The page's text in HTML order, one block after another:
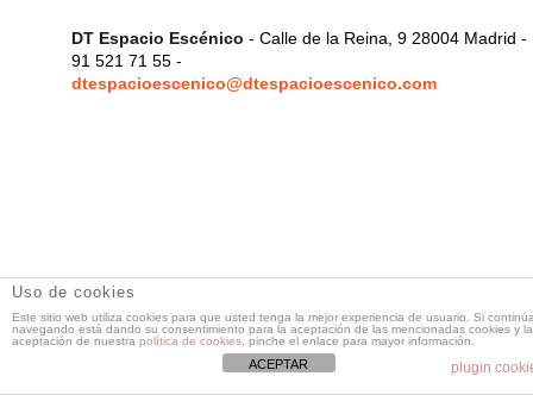
DT Espacio Escénico - Calle de la Reina, 9 28004 Madrid -
91 521 71 55 -
dtespacioescenico@dtespacioescenico.com
Uso de cookies
Este sitio web utiliza cookies para que usted tenga la mejor experiencia de usuario. Si
navegando está dando su consentimiento para la aceptación de las mencionadas cookies y la
aceptación de nuestra política de cookies , pinche el enlace para mayor información.
plugin
ACEPTAR